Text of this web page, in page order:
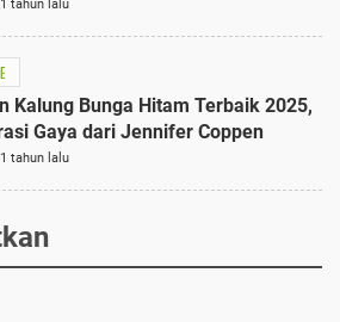
tahun lalu
Kalung Bunga Hitam Terbaik 2025,
Gaya dari Jennifer Coppen
tahun lalu